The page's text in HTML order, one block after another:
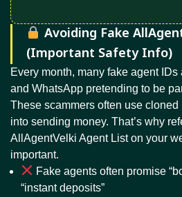
Avoiding Fake
(Important Safety Info)
Every month, many fake agent
and WhatsApp pretending to be
These scammers often use
into sending money. That’s why
AllAgentVelki Agent List on your
important.
Fake agents often promise
“instant deposits”